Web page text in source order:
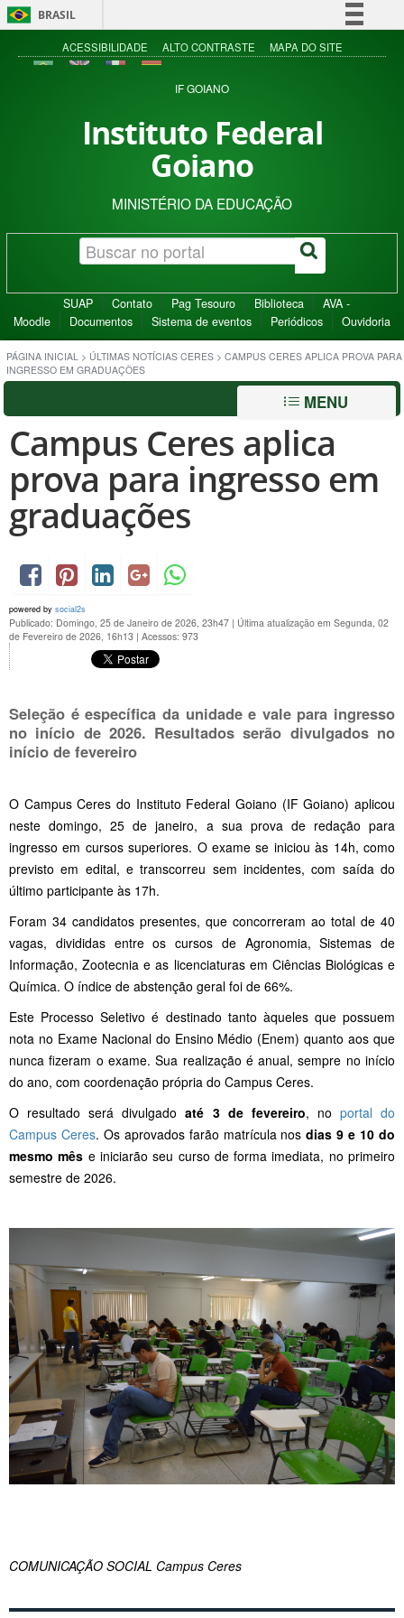
BRASIL
Simplifique!
Acesso à informação
ACESSIBILIDADE ALTO CONTRASTE MAPA DO SITE
IF GOIANO
Instituto Federal
Goiano
MINISTÉRIO DA EDUCAÇÃO
SUAP Contato Pag Tesouro Biblioteca
AVA -
Moodle
Documentos Sistema de eventos Periódicos Ouvidoria
PÁGINA INICIAL > ÚLTIMAS NOTÍCIAS CERES > CAMPUS CERES APLICA PROVA PARA
INGRESSO EM GRADUAÇÕES
MENU
Campus Ceres aplica
prova para ingresso em
graduações
powered by social2s
Publicado: Domingo, 25 de Janeiro de 2026, 23h47 | Última atualização em Segunda, 02
de Fevereiro de 2026, 16h13 | Acessos: 973
Seleção é específica da unidade e vale para ingresso
no início de 2026. Resultados serão divulgados no
início de fevereiro
O Campus Ceres do Instituto Federal Goiano (IF Goiano) aplicou
neste domingo, 25 de janeiro, a sua prova de redação para
ingresso em cursos superiores. O exame se iniciou às 14h, como
previsto em edital, e transcorreu sem incidentes, com saída do
último participante às 17h.
Foram 34 candidatos presentes, que concorreram ao total de 40
vagas, divididas entre os cursos de Agronomia, Sistemas de
Informação, Zootecnia e as licenciaturas em Ciências Biológicas e
Química. O índice de abstenção geral foi de 66%.
Este Processo Seletivo é destinado tanto àqueles que possuem
nota no Exame Nacional do Ensino Médio (Enem) quanto aos que
nunca fizeram o exame. Sua realização é anual, sempre no início
do ano, com coordenação própria do Campus Ceres.
O resultado será divulgadoaté 3 de fevereiro, no portal do
Campus Ceres. Os aprovados farão matrícula nosdias 9 e 10 do
mesmo mês e iniciarão seu curso de forma imediata, no primeiro
semestre de 2026.
COMUNICAÇÃO SOCIAL Campus Ceres